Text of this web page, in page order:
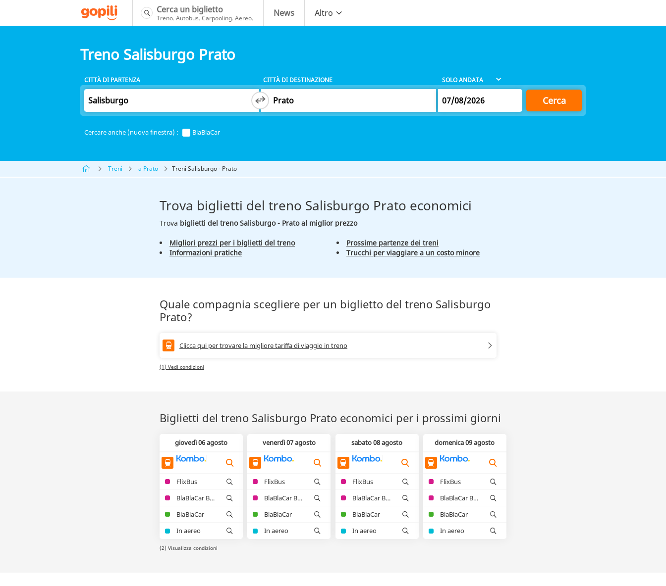
Cerca un biglietto
Treno. Autobus. Carpooling. Aereo. News Altro
Treno Salisburgo Prato
CITTÀ DI PARTENZA CITTÀ DI DESTINAZIONE
Cerca
Cercare anche (nuova finestra) : BlaBlaCar
Treni a Prato Treni Salisburgo - Prato
Trova biglietti del treno Salisburgo Prato economici
Trova biglietti del treno Salisburgo - Prato al miglior prezzo
Migliori prezzi per i biglietti del treno
Informazioni pratiche
Prossime partenze dei treni
Trucchi per viaggiare a un costo minore
Quale compagnia scegliere per un biglietto del treno Salisburgo
Prato?
Clicca qui per trovare la migliore tariffa di viaggio in treno
(1) Vedi condizioni
Biglietti del treno Salisburgo Prato economici per i prossimi giorni
giovedì 06 agosto
FlixBus
BlaBlaCar Bus
BlaBlaCar
In aereo
venerdì 07 agosto
FlixBus
BlaBlaCar Bus
BlaBlaCar
In aereo
sabato 08 agosto
FlixBus
BlaBlaCar Bus
BlaBlaCar
In aereo
domenica 09 agosto
FlixBus
BlaBlaCar Bus
BlaBlaCar
In aereo
(2) Visualizza condizioni